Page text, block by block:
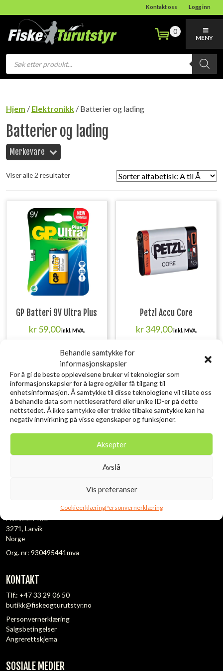
Behandle samtykke for
informasjonskapsler
For å gi de beste opplevelsene bruker vi teknologier som
informasjonskapsler for å lagre og/eller få tilgang til
enhetsinformasjon. Å samtykke til disse teknologiene vil tillate oss
å behandle data som nettleseratferd eller unike ID-er på dette
nettstedet. Å ikke samtykke eller trekke tilbake samtykke kan ha
negativ innvirkning på visse egenskaper og funksjoner.
Aksepter
Avslå
Vis preferanser
CookieerklæringPersonvernerklæring
Kontakt oss Logg inn
Products
search
0
MENY
Hjem / Elektronikk / Batterier og lading
Batterier og lading
Merkevare
Viser alle 2 resultater
GP Batteri 9V Ultra Plus
kr59,00inkl. MVA.
Legg i ønskelisten
Petzl Accu Core
kr349,00inkl. MVA.
Fiske- og Turutstyr AS
Elveveien 130
3271, Larvik
Norge
Org. nr: 930495441mva
KONTAKT
Tlf.: +47 33 29 06 50
butikk@fiskeogturutstyr.no
Personvernerklæring
Salgsbetingelser
Angrerettskjema
SOSIALE MEDIER